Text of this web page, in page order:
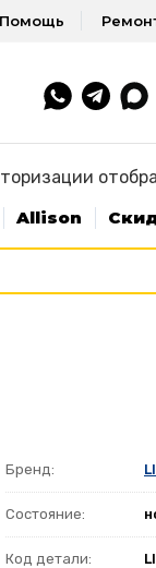
Помощь
Allison
Бренд:
Состояние:
Код детали: